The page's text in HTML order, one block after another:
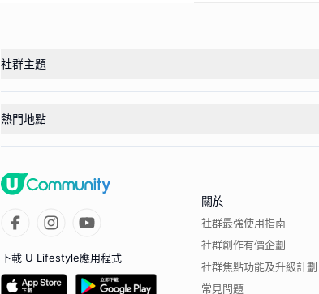
社群主題
熱門地點
下載 U Lifestyle應用程式
關於
社群最強使用指南
社群創作有價企劃
社群焦點功能及升級計劃
常見問題